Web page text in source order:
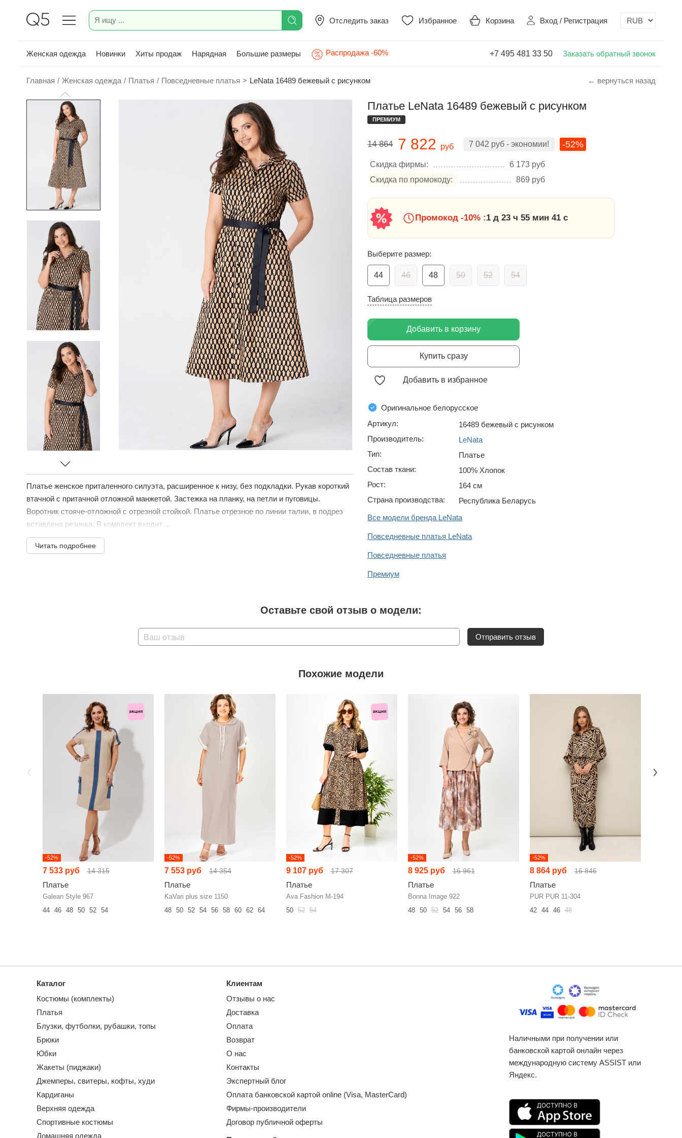
Отследить заказ Избранное Корзина Вход / Регистрация
Женская одежда Новинки Хиты продаж Нарядная Большие размеры Распродажа -60% +7 495 481 33 50 Заказать обратный звонок
Главная / Женская одежда / Платья / Повседневные платья > LeNata 16489 бежевый с рисунком ← вернуться назад
Платье женское приталенного силуэта, расширенное к низу, без подкладки. Рукав короткий
втачной с притачной отложной манжетой. Застежка на планку, на петли и пуговицы.
Воротник стояче-отложной с отрезной стойкой. Платье отрезное по линии талии, в подрез
вставлена резинка. В комплект входит ...
Читать подробнее
Платье LeNata 16489 бежевый с рисунком
ПРЕМИУМ
14 864 7 822 руб 7 042 руб - экономии! -52%
Скидка фирмы: 6 173 руб
Скидка по промокоду:
869 руб
Промокод -10% :1 д 23 ч 55 мин 40 с
Выберите размер:
44 46 48 50 52 54
Таблица размеров
Добавить в корзину
Купить сразу
Добавить в избранное
Оригинальное белорусское
Артикул:
16489 бежевый с рисунком
Производитель:
LeNata
Тип:
Платье
Состав ткани:
100% Хлопок
Рост:
164 см
Страна производства:
Республика Беларусь
Все модели бренда LeNata
Повседневные платья LeNata
Повседневные платья
Премиум
Оставьте свой отзыв о модели:
Ваш отзыв Отправить отзыв
Похожие модели
-52%
7 533 руб 14 315
Платье
Galean Style 967
44
46 48 50 52 54
-52%
7 553 руб 14 354
Платье
KaVari plus size 1150
48
50 52 54 56 58 60 62 64
-52%
9 107 руб 17 307
Платье
Ava Fashion М-194
50 52 54
-52%
8 925 руб 16 961
Платье
Bonna Image 922
48
50 52 54 56 58
-52%
8 864 руб 16 846
Платье
PUR PUR 11-304
42
44 46 48
Каталог
Костюмы (комплекты)
Платья
Блузки, футболки, рубашки, топы
Брюки
Юбки
Жакеты (пиджаки)
Джемперы, свитеры, кофты, худи
Кардиганы
Верхняя одежда
Спортивные костюмы
Домашняя одежда
Клиентам
Отзывы о нас
Доставка
Оплата
Возврат
О нас
Контакты
Экспертный блог
Оплата банковской картой online (Visa, MasterCard)
Фирмы-производители
Договор публичной оферты
Наличными при получении или
банковской картой онлайн через
международную систему ASSIST или
Яндекс.